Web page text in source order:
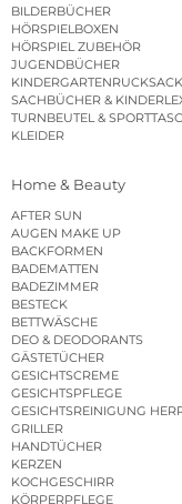
BILDERBÜCHER
HÖRSPIELBOXEN
HÖRSPIEL ZUBEHÖR
JUGENDBÜCHER
SACHBÜCHER &
TURNBEUTEL &
KLEIDER
Home & Beauty
AFTER SUN
AUGEN MAKE UP
BACKFORMEN
BADEMATTEN
BADEZIMMER
BESTECK
BETTWÄSCHE
DEO & DEODORANTS
GÄSTETÜCHER
GESICHTSCREME
GESICHTSPFLEGE
GESICHTSREINIGUNG
GRILLER
HANDTÜCHER
KERZEN
KOCHGESCHIRR
KÖRPERPFLEGE